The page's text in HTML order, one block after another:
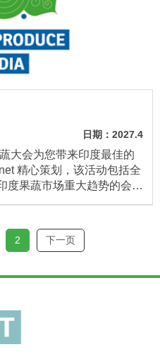
日期：2027.4
大会为您带来印度最佳的
精心策划，该活动包括全
度果蔬市场重大趋势的会议
2 下一页